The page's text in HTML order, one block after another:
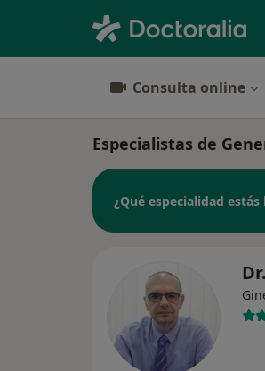
Consulta online
Especialistas de
¿Qué especialidad estás